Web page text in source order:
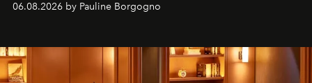
06.08.2026 by Pauline Borgogno